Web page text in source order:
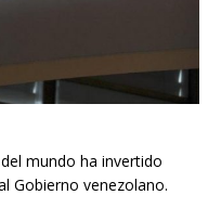
mundo ha invertido
Gobierno venezolano.